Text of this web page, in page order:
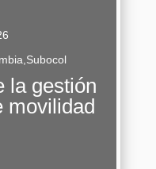
Subocol
la gestión
movilidad
La gestión de
un momento
Durante décadas,